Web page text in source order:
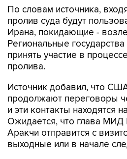
По словам источника,
пролив суда будут
Ирана, покидающие -
Региональные
принять участие в
пролива.
Источник добавил, что
продолжают переговоры
и эти контакты находятся
Ожидается, что глава МИД
Аракчи отправится с
выходные или в начале